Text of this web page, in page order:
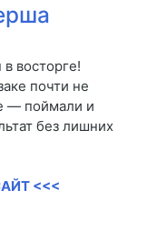
восторге!
почти не
— поймали и
без лишних
<<<